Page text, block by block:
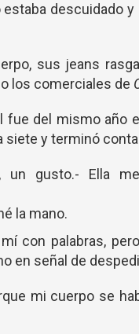
descuidado
sus jeans
los comerciales de
fue del mismo año
siete y terminó
un gusto.- Ella
la mano.
con palabras,
en señal de
mi cuerpo se